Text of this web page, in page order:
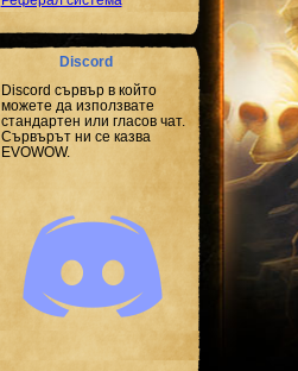
Discord
Discord сървър в който
можете да използвате
стандартен или гласов чат.
Сървърът ни се казва
EVOWOW.